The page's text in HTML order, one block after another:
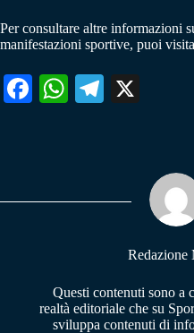
Per consultare altre informazioni
manifestazioni sportive, puoi
Fa W
pp
Te
m
Redazione
Questi contenuti sono a
realtà editoriale che su
sviluppa contenuti di